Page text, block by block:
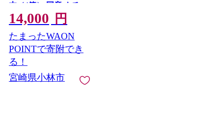
本（4箱） 国産 ナチュ
ラルウォーター ミネ
ラルウォーター ラベ
ルレス 天然水 水
555ml 中硬水 シリカ
美容 人気 ペットボト
ル 霧島 宮崎 長期保存
14,000 円
たまったWAON
POINTで寄附でき
る！
宮崎県小林市